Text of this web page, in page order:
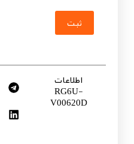
ثبت
اطلاعات
RG6U-
V00620D